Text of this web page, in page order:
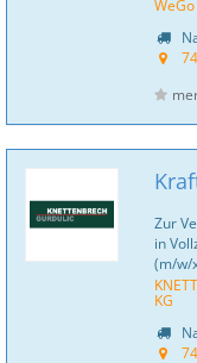
Zur
in
(m/w/
KG